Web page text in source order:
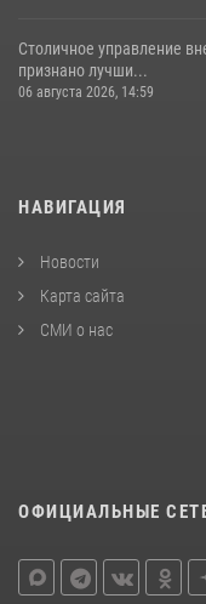
Столичное управление
признано лучши...
06 августа 2026, 14:59
НАВИГАЦИЯ
Новости
Карта сайта
СМИ о нас
ОФИЦИАЛЬНЫЕ